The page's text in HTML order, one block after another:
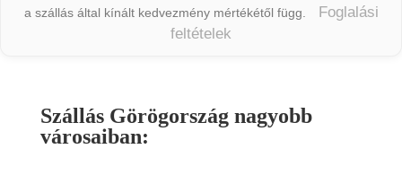
a szállás által kínált kedvezmény mértékétől függ.
Foglalási
feltételek
Szállás Görögország nagyobb
városaiban: